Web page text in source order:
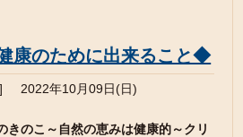
康のために出来ること◆
] 2022年10月09日(日)
のこ～自然の恵みは健康的～クリ